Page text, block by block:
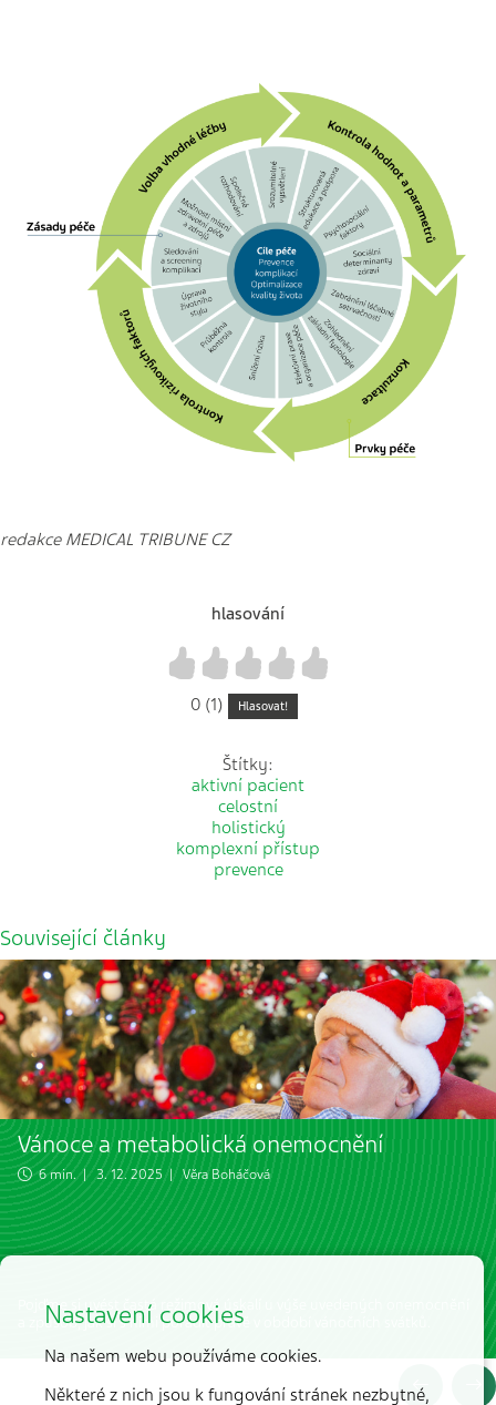
redakce MEDICAL TRIBUNE CZ
hlasování
4
3
2
1
0 (1) Hlasovat!
Štítky:
aktivní pacient
celostní
holistický
komplexní přístup
prevence
Související články
Vánoce a metabolická onemocnění
6 min. | 3. 12. 2025 |Věra Boháčová
Pojďme si uvést častá režimová úskalí u výše uvedených onemocnění
a způsob, jak si s nimi poradit právě v období vánočních svátků.
Nastavení cookies
Na našem webu používáme cookies.
Některé z nich jsou k fungování stránek nezbytné,